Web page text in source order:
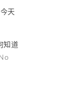
天
知道